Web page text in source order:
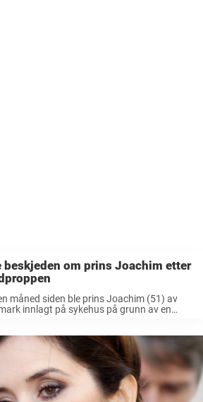
beskjeden om prins Joachim etter
måned siden ble prins Joachim (51) av
innlagt på sykehus på grunn av en
innlagt på sykehuset i Toulouse ...